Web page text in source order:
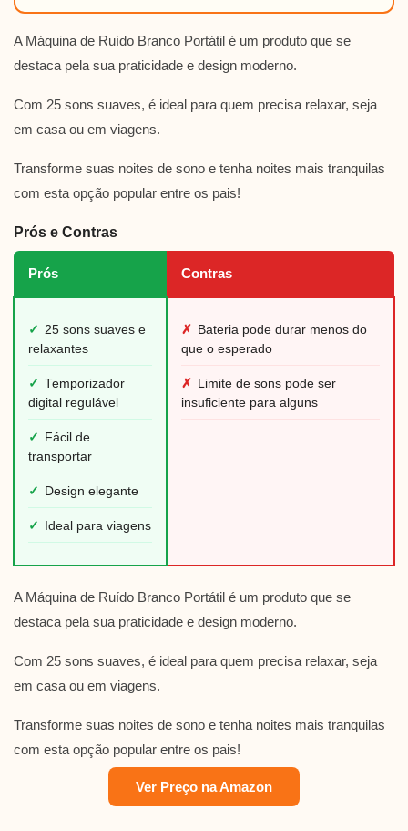
A Máquina de Ruído Branco Portátil é um produto que se
destaca pela sua praticidade e design moderno.
Com 25 sons suaves, é ideal para quem precisa relaxar, seja
em casa ou em viagens.
Transforme suas noites de sono e tenha noites mais tranquilas
com esta opção popular entre os pais!
Prós e Contras
Prós Contras
✓ 25 sons suaves e
relaxantes
✓ Temporizador
digital regulável
✓
Fácil de
transportar
✓ Design elegante
✓ Ideal para viagens
✗ Bateria pode durar menos do
que o esperado
✗
Limite de sons pode ser
insuficiente para alguns
A Máquina de Ruído Branco Portátil é um produto que se
destaca pela sua praticidade e design moderno.
Com 25 sons suaves, é ideal para quem precisa relaxar, seja
em casa ou em viagens.
Transforme suas noites de sono e tenha noites mais tranquilas
com esta opção popular entre os pais!
Ver Preço na Amazon